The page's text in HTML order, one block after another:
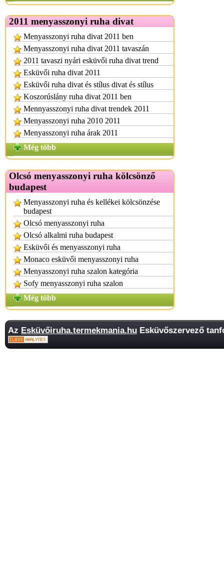
2011 menyasszonyi ruha divat
Menyasszonyi ruha divat 2011 ben
Menyasszonyi ruha divat 2011 tavaszán
2011 tavaszi nyári esküvői ruha divat trend
Esküvői ruha divat 2011
Esküvői ruha divat és stílus divat és stílus
Koszorúslány ruha divat 2011 ben
Mennyasszonyi ruha divat trendek 2011
Menyasszonyi ruha 2010 2011
Menyasszonyi ruha árak 2011
Még több
Olcsó menyasszonyi ruha kölcsönző
budapest
Menyasszonyi ruha és kellékei kölcsönzése
budapest
Olcsó menyasszonyi ruha
Olcsó alkalmi ruha budapest
Esküvői és menyasszonyi ruha
Monaco esküvői menyasszonyi ruha
Menyasszonyi ruha szalon kategória
Sofy menyasszonyi ruha szalon
Még több
Az Esküvőiruha.termekmania.hu Esküvőszervező